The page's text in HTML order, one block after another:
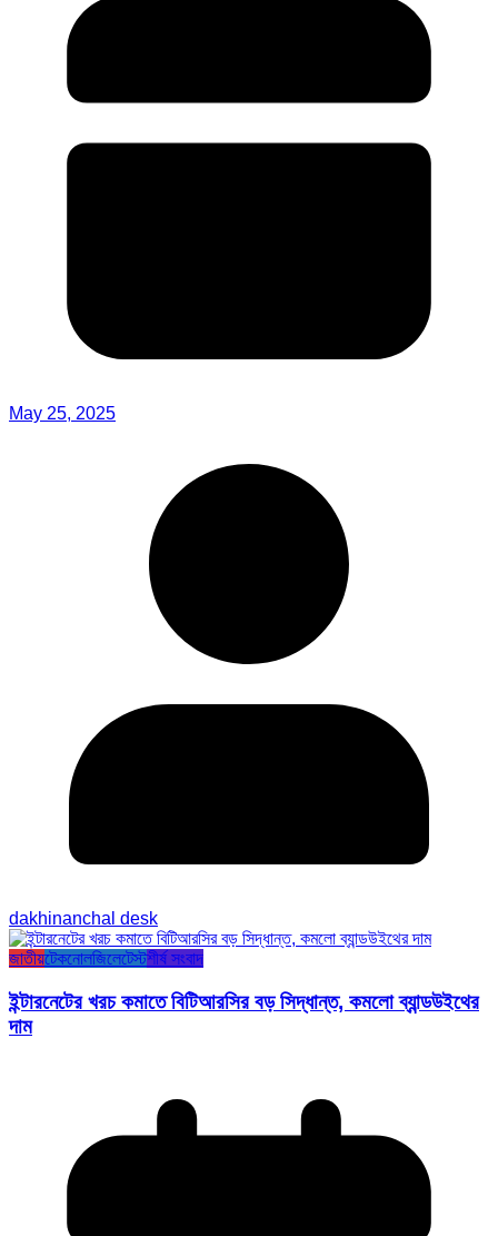
May 25, 2025
dakhinanchal desk
জাতীয়টেকনোলজিলেটেস্টশীর্ষ সংবাদ
ইন্টারনেটের খরচ কমাতে বিটিআরসির বড় সিদ্ধান্ত, কমলো ব্যান্ডউইথের
দাম